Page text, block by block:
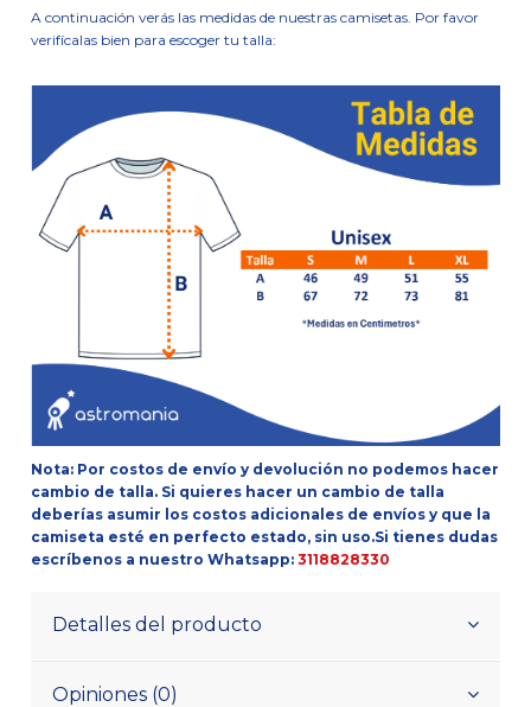
A continuación verás las medidas de nuestras camisetas. Por favor
verifícalas bien para escoger tu talla:
Nota: Por costos de envío y devolución no podemos hacer
cambio de talla. Si quieres hacer un cambio de talla
deberías asumir los costos adicionales de envíos y que la
camiseta esté en perfecto estado, sin uso.Si tienes dudas
escríbenos a nuestro Whatsapp:3118828330
Detalles del producto
Opiniones (0)